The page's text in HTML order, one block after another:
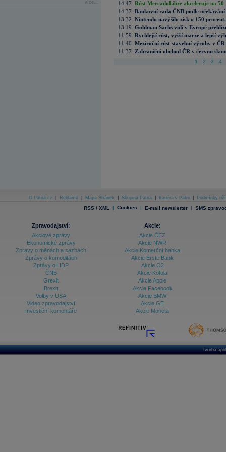
více...
14:47 Růst MercadoLibre akceleruje na
14:37 Bankovní rada ČNB podle
13:32 Nintendo navýšilo zisk o 150
13:19 Goldman Sachs vidí v Evropě
11:59 Rychlejší růst, vyšší marže a lepší
11:40 Meziroční růst stavební výroby v
11:37
Zahraniční obchod ČR v červnu
1 2 3 4
O Patria.cz Reklama Mapa Stránek Skupina Patria Kariéra v Patrii Podmínky
RSS / XML | Cookies | E-mail newsletter | SMS
Zpravodajství:
Akciové zprávy
Ekonomické zprávy
Zprávy o měnách a sazbách
Zprávy o komoditách
Zprávy o HDP
ČNB
Grexit
Brexit
Volby v USA
Video zpravodajství
Investiční komentáře
Akcie:
Akcie ČEZ
Akcie NWR
Akcie Komerční banka
Akcie Erste Bank
Akcie O2
Akcie Kofola
Akcie Apple
Akcie Facebook
Akcie BMW
Akcie GE
Akcie Moneta
Tvorba